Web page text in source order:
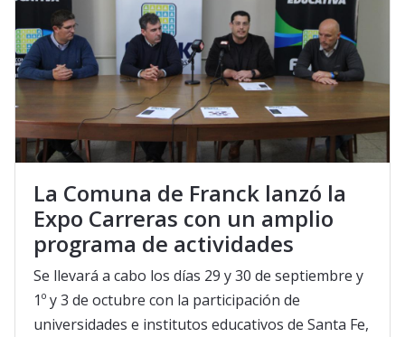
La Comuna de Franck lanzó la
Expo Carreras con un amplio
programa de actividades
Se llevará a cabo los días 29 y 30 de septiembre y
1º y 3 de octubre con la participación de
universidades e institutos educativos de Santa Fe,